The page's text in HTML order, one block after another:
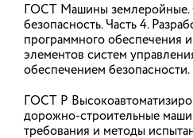
Суд: контракт на
изыскания требует
СРО
постановлением от 16
согласился с выводами
инстанций: заказчик
ГОСТ Машины землеройные.
безопасность. Часть 4.
программного обеспечения
элементов систем
обеспечением безопасности.
ГОСТ Р
дорожно-строительные
требования и методы